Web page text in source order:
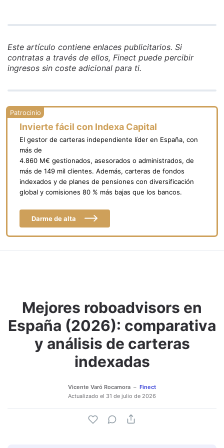
importante en la rentabilidad final.
gestionado y número de clientes, el grado
plataforma y la atención al cliente. Además,
todos permiten traspasos desde otros
planes sin impacto fiscal y mantienen las
mismas ventajas fiscales que cualquier plan
Este artículo contiene enlaces publicitarios. Si
contratas a través de ellos, Finect puede percibir
ingresos sin coste adicional para ti.
Invierte fácil con Indexa Capital
El gestor de carteras independiente líder en España, con
más de
4.860 M€ gestionados, asesorados o administrados, de
más de 149 mil clientes. Además, carteras de fondos
indexados y de planes de pensiones con diversificación
global y comisiones 80 % más bajas que los bancos.
Darme de alta
Mejores roboadvisors en
España (2026): comparativa
y análisis de carteras
indexadas
Vicente Varó Rocamora
Finect
Actualizado el 31 de julio de 2026